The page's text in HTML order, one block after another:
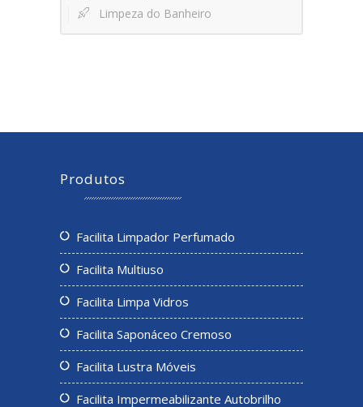
Limpeza do Banheiro
Produtos
Facilita Limpador Perfumado
Facilita Multiuso
Facilita Limpa Vidros
Facilita Saponáceo Cremoso
Facilita Lustra Móveis
Facilita Impermeabilizante Autobrilho